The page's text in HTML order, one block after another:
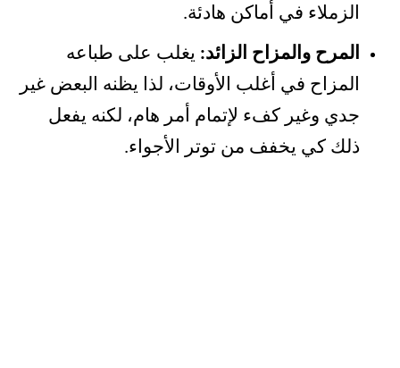
الزملاء في أماكن هادئة.
المرح والمزاح الزائد: يغلب على طباعه
المزاح في أغلب الأوقات، لذا يظنه البعض غير
جدي وغير كفء لإتمام أمر هام، لكنه يفعل
ذلك كي يخفف من توتر الأجواء.